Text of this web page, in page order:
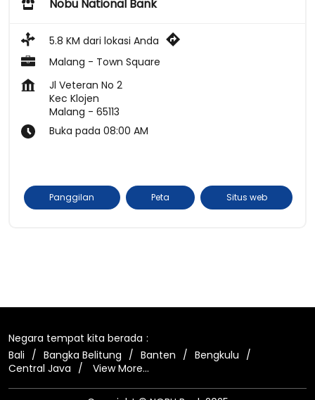
Nobu National Bank
5.8 KM dari lokasi Anda
Malang - Town Square
Jl Veteran No 2
Kec Klojen
Malang - 65113
Buka pada 08:00 AM
Panggilan Peta Situs web
Negara tempat kita berada
Bali
Bangka Belitung Banten
Bengkulu
Central Java
View More...